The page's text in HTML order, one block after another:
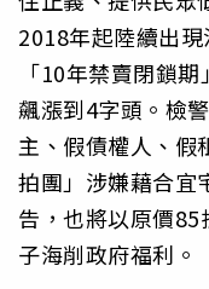
2018年起陸續出
「10年禁賣閉鎖
飆漲到4字頭。檢
主、假債權人、假
拍團」涉嫌藉合宜
告，也將以原價
子海削政府福利。